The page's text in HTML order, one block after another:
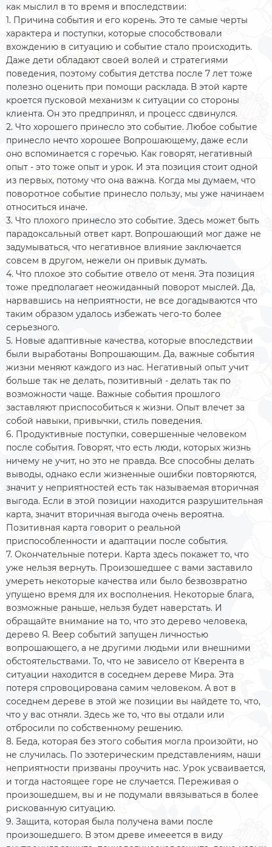
как мыслил в то время и впоследствии:
1. Причина события и его корень. Это те самые черты
характера и поступки, которые способствовали
вхождению в ситуацию и событие стало происходить.
Даже дети обладают своей волей и стратегиями
поведения, поэтому события детства после 7 лет тоже
полезно оценить при помощи расклада. В этой карте
кроется пусковой механизм к ситуации со стороны
клиента. Он это предпринял, и процесс сдвинулся.
2. Что хорошего принесло это событие. Любое событие
принесло нечто хорошее Вопрошающему, даже если
оно вспоминается с горечью. Как говорят, негативный
опыт - это тоже опыт и урок. И эта позиция стоит одной
из первых, потому что она важна. Когда мы думаем, что
поворотное событие принесло пользу, мы уже начинаем
относиться иначе.
3. Что плохого принесло это событие. Здесь может быть
парадоксальный ответ карт. Вопрошающий мог даже не
задумываться, что негативное влияние заключается
совсем в другом, нежели он привык думать.
4. Что плохое это событие отвело от меня. Эта позиция
тоже предполагает неожиданный поворот мыслей. Да,
нарвавшись на неприятности, не все догадываются что
таким образом удалось избежать чего-то более
серьезного.
5. Новые адаптивные качества, которые впоследствии
были выработаны Вопрошающим. Да, важные события
жизни меняют каждого из нас. Негативный опыт учит
больше так не делать, позитивный - делать так по
возможности чаще. Важные события прошлого
заставляют приспособиться к жизни. Опыт влечет за
собой навыки, привычки, стиль поведения.
6. Продуктивные поступки, совершенные человеком
после события. Говорят, что есть люди, которых жизнь
ничему не учит, но это не правда. Все способны делать
выводы, однако если жизненные ошибки повторяются,
значит у неприятностей есть так называемая вторичная
выгода. Если в этой позиции находится разрушительная
карта, значит вторичная выгода очень вероятна.
Позитивная карта говорит о реальной
приспособленности и адаптации после события.
7. Окончательные потери. Карта здесь покажет то, что
уже нельзя вернуть. Произошедшее с вами заставило
умереть некоторые качества или было безвозвратно
упущено время для их восполнения. Некоторые блага,
возможные раньше, нельзя будет наверстать. И
обращайте внимание на то, что это дерево человека,
дерево Я. Веер событий запущен личностью
вопрошающего, а не другими людьми или внешними
обстоятельствами. То, что не зависело от Кверента в
ситуации находится в соседнем дереве Мира. Эта
потеря спровоцирована самим человеком. А вот в
соседнем дереве в этой же позиции вы найдете то, что,
что у вас отняли. Здесь же то, что вы отдали или
отбросили по собственному решению.
8. Беда, которая без этого события могла произойти, но
не случилась. По эзотерическим представлениям, наши
неприятности призваны проучить нас. Урок усваивается,
и тогда настоящее горе не случается. Переживая о
произошедшем, вы и не подумали ввязываться в более
рискованную ситуацию.
9. Защита, которая была получена вами после
произошедшего. В этом древе имееется в виду